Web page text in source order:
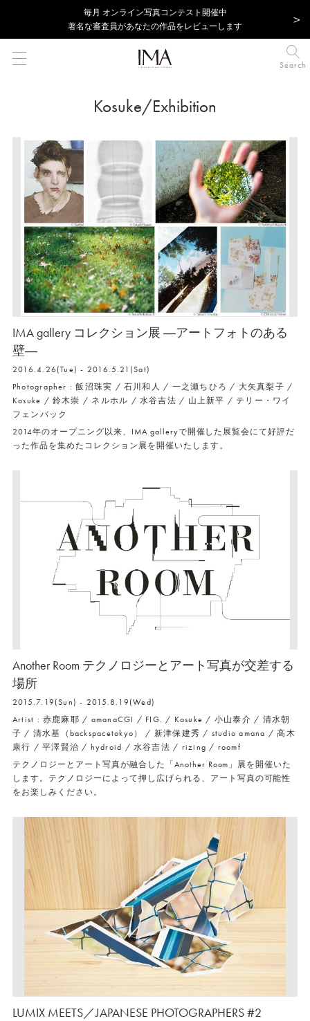
毎⽉ オンライン写真コンテスト開催中
著名な審査員があなたの作品をレビューします
Search
Kosuke/Exhibition
IMA gallery コレクション展 ―アートフォトのある
壁―
2016.4.26(Tue) - 2016.5.21(Sat)
Photographer : 飯沼珠実 / 石川和人 / 一之瀬ちひろ / 大矢真梨子 /
Kosuke / 鈴木崇 / ネルホル / 水谷吉法 / 山上新平 / テリー・ワイ
フェンバック
2014年のオープニング以来、IMA galleryで開催した展覧会にて好評だ
った作品を集めたコレクション展を開催いたします。
Another Room テクノロジーとアート写真が交差する
場所
2015.7.19(Sun) - 2015.8.19(Wed)
Artist : 赤鹿麻耶 / amanaCGI / FIG. / Kosuke / 小山泰介 / 清水朝
子 / 清水基（backspacetokyo） / 新津保建秀 / studio amana / 高木
康行 / 平澤賢治 / hydroid / 水谷吉法 / rizing / roomf
テクノロジーとアート写真が融合した「Another Room」展を開催いた
します。テクノロジーによって押し広げられる、アート写真の可能性
をお楽しみください。
LUMIX MEETS／JAPANESE PHOTOGRAPHERS #2